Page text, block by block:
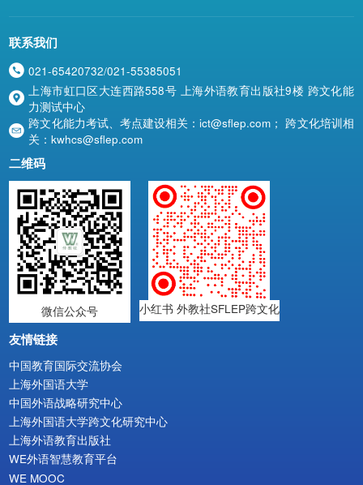
联系我们
 021-65420732/021-55385051

上海市虹口区大连西路558号 上海外语教育出版社9楼 跨文化能
力测试中心
 跨文化能力考试、考点建设相关：ict@sflep.com； 跨文化培训相
关：kwhcs@sflep.com
二维码
微信公众号
小红书 外教社SFLEP跨文化
友情链接
中国教育国际交流协会
上海外国语大学
中国外语战略研究中心
上海外国语大学跨文化研究中心
上海外语教育出版社
WE外语智慧教育平台
WE MOOC